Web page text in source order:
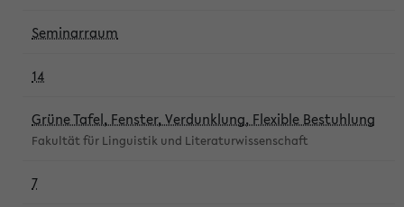
Seminarraum
14
Grüne Tafel, Fenster, Verdunklung, Flexible Bestuhlung
Fakultät für Linguistik und Literaturwissenschaft
7